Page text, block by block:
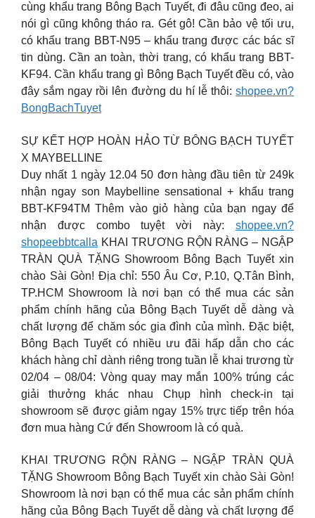
cùng khẩu trang Bông Bạch Tuyết, đi đâu cũng đeo, ai
nói gì cũng không tháo ra. Gét gô! Cần bảo vệ tối ưu,
có khẩu trang BBT-N95 – khẩu trang được các bác sĩ
tin dùng. Cần an toàn, thời trang, có khẩu trang BBT-
KF94. Cần khẩu trang gì Bông Bạch Tuyết đều có, vào
đây sắm ngay rồi lên đường du hí lễ thôi: shopee.vn?
BongBachTuyet
SỰ KẾT HỢP HOÀN HẢO TỪ BÔNG BẠCH TUYẾT
X MAYBELLINE
Duy nhất 1 ngày 12.04 50 đơn hàng đầu tiên từ 249k
nhận ngay son Maybelline sensational + khẩu trang
BBT-KF94TM Thêm vào giỏ hàng của bạn ngay để
nhận được combo tuyệt vời này: shopee.vn?
shopeebbtcalla KHAI TRƯƠNG RỘN RÀNG – NGẬP
TRÀN QUÀ TẶNG Showroom Bông Bạch Tuyết xin
chào Sài Gòn! Địa chỉ: 550 Âu Cơ, P.10, Q.Tân Bình,
TP.HCM Showroom là nơi bạn có thể mua các sản
phẩm chính hãng của Bông Bạch Tuyết dễ dàng và
chất lượng để chăm sóc gia đình của mình. Đặc biệt,
Bông Bạch Tuyết có nhiều ưu đãi hấp dẫn cho các
khách hàng chỉ dành riêng trong tuần lễ khai trương từ
02/04 – 08/04: Vòng quay may mắn 100% trúng các
giải thưởng khác nhau Chụp hình check-in tại
showroom sẽ được giảm ngay 15% trực tiếp trên hóa
đơn mua hàng Cứ đến Showroom là có quà.
KHAI TRƯƠNG RỘN RÀNG – NGẬP TRÀN QUÀ
TẶNG Showroom Bông Bạch Tuyết xin chào Sài Gòn!
Showroom là nơi bạn có thể mua các sản phẩm chính
hãng của Bông Bạch Tuyết dễ dàng và chất lượng để